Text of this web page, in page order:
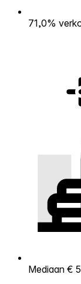
71,0%
Mediaan €